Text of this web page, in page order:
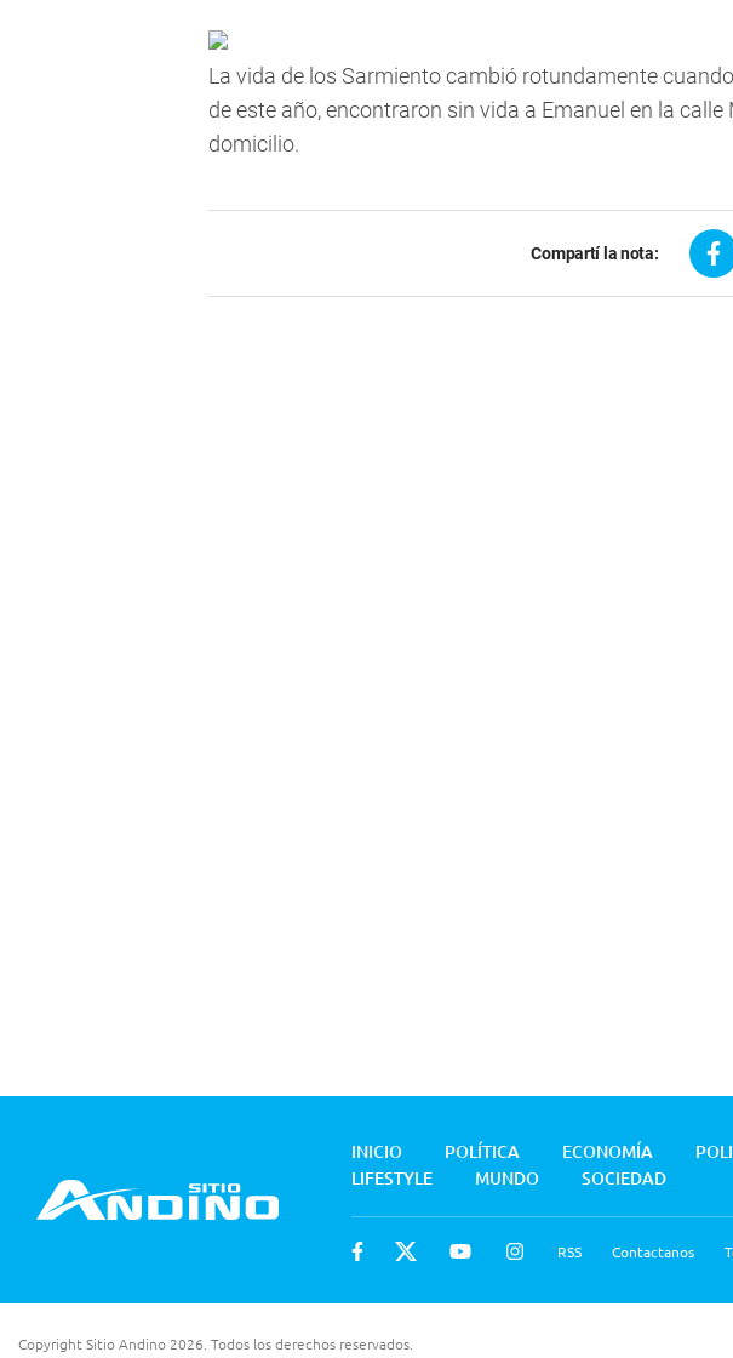
La vida de los Sarmiento cambió rotundamente
de este año, encontraron sin vida a Emanuel en la calle
domicilio.
Compartí la nota:
INICIO POLÍTICA ECONOMÍA
LIFESTYLE
MUNDO SOCIEDAD
RSS Contactanos
Copyright Sitio Andino 2026. Todos los derechos reservados.